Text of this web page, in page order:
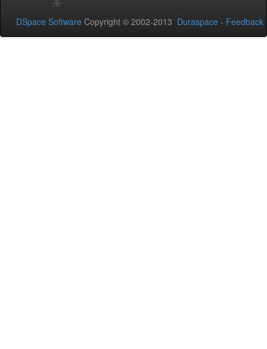
DSpace Software Copyright © 2002-2013 Duraspace - Feedback